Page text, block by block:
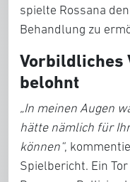
spielte Rossana
Behandlung zu
Vorbildliches
belohnt
„In meinen Augen
hätte nämlich für
können“,
Spielbericht. Ein